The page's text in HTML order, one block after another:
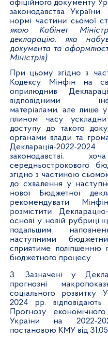
офіційного документу
законодавства
нормі частини сьомої
якою Кабінет
декларацію, яка
документа та
Міністрів).
При цьому згідно з
Кодексу Мінфін на
оприлюднив
відповідними
матеріалами, але лише
плином часу
доступу до такого
органами влади та
Декларація-2022-
законодавстві,
середньострокового
згідно з частиною
до схвалення у
нової Бюджетної
рекомендувати
розмістити
основі у новій рубриці
подальшим
наступними
сприятиме поліпшенню
бюджетного процесу.
3. Зазначені у
прогнозні
соціального
2024 рр. відповідають
Прогнозу
України на 2022-
постановою КМУ від